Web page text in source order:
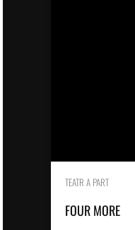
TEATR A PART
FOUR MORE